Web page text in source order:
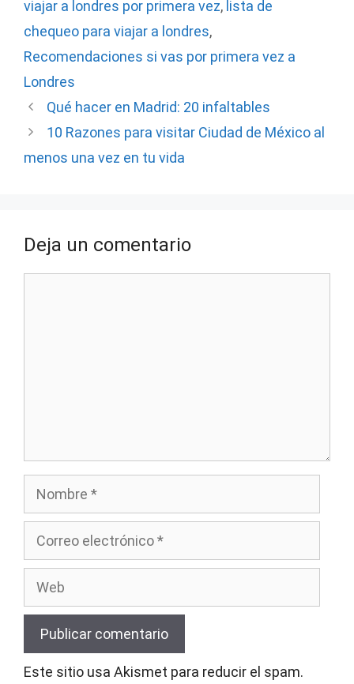
viajar a londres por primera vez, lista de
chequeo para viajar a londres,
Recomendaciones si vas por primera vez a
Londres
Qué hacer en Madrid: 20 infaltables
10 Razones para visitar Ciudad de México al
menos una vez en tu vida
Deja un comentario
Nombre
Este sitio usa Akismet para reducir el spam.